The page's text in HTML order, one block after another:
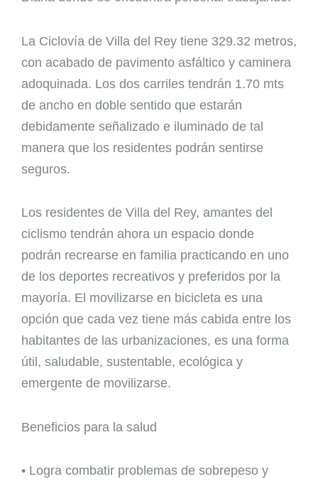
La Ciclovía de Villa del Rey tiene 329.32 metros,
con acabado de pavimento asfáltico y caminera
adoquinada. Los dos carriles tendrán 1.70 mts
de ancho en doble sentido que estarán
debidamente señalizado e iluminado de tal
manera que los residentes podrán sentirse
seguros.
Los residentes de Villa del Rey, amantes del
ciclismo tendrán ahora un espacio donde
podrán recrearse en familia practicando en uno
de los deportes recreativos y preferidos por la
mayoría. El movilizarse en bicicleta es una
opción que cada vez tiene más cabida entre los
habitantes de las urbanizaciones, es una forma
útil, saludable, sustentable, ecológica y
emergente de movilizarse.
Beneficios para la salud
• Logra combatir problemas de sobrepeso y